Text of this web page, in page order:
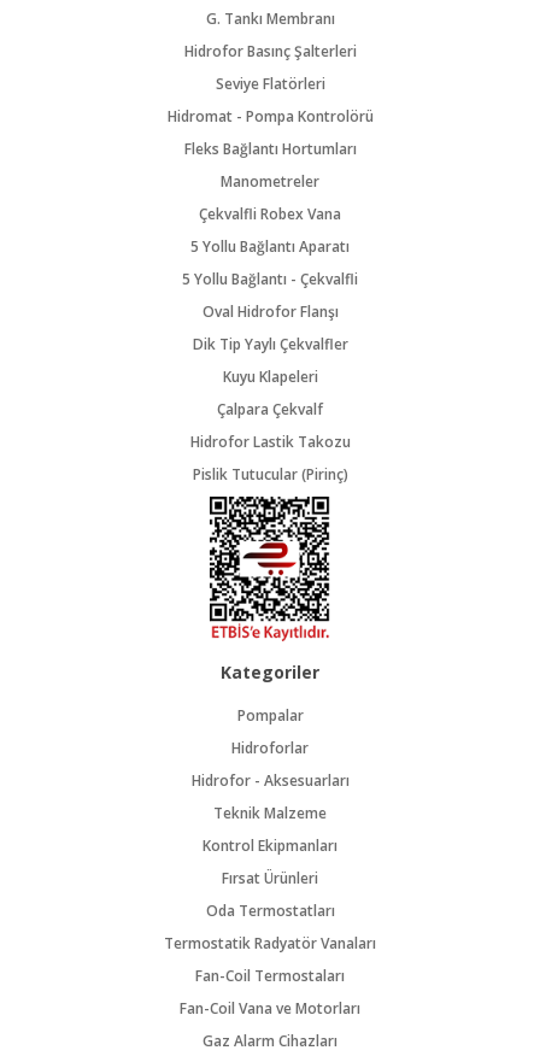
G. Tankı Membranı
Hidrofor Basınç Şalterleri
Seviye Flatörleri
Hidromat - Pompa Kontrolörü
Fleks Bağlantı Hortumları
Manometreler
Çekvalfli Robex Vana
5 Yollu Bağlantı Aparatı
5 Yollu Bağlantı - Çekvalfli
Oval Hidrofor Flanşı
Dik Tip Yaylı Çekvalfler
Kuyu Klapeleri
Çalpara Çekvalf
Hidrofor Lastik Takozu
Pislik Tutucular (Pirinç)
Kategoriler
Pompalar
Hidroforlar
Hidrofor - Aksesuarları
Teknik Malzeme
Kontrol Ekipmanları
Fırsat Ürünleri
Oda Termostatları
Termostatik Radyatör Vanaları
Fan-Coil Termostaları
Fan-Coil Vana ve Motorları
Gaz Alarm Cihazları